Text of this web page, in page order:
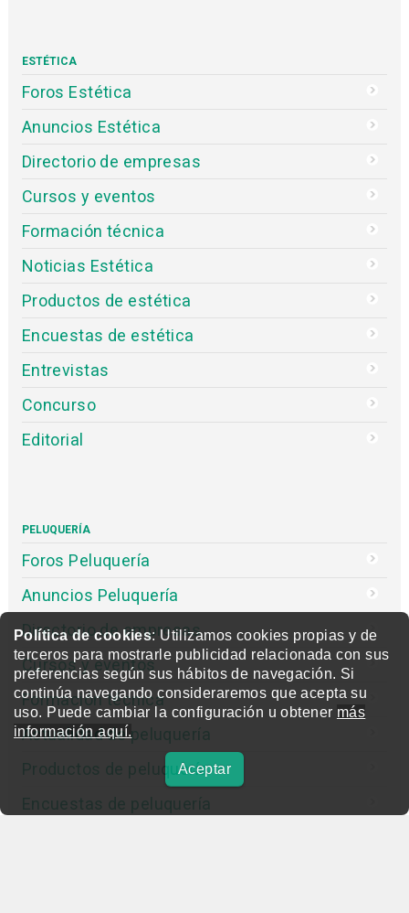
Política de cookies: Utilizamos cookies propias y de
terceros para mostrarle publicidad relacionada con sus
preferencias según sus hábitos de navegación. Si
continúa navegando consideraremos que acepta su
uso. Puede cambiar la configuración u obtener más
información aquí.
Aceptar
ESTÉTICA
Foros Estética
Anuncios Estética
Directorio de empresas
Cursos y eventos
Formación técnica
Noticias Estética
Productos de estética
Encuestas de estética
Entrevistas
Concurso
Editorial
PELUQUERÍA
Foros Peluquería
Anuncios Peluquería
Directorio de empresas
Cursos y eventos
Formación técnica
Actualidad de peluquería
Productos de peluquería
Encuestas de peluquería